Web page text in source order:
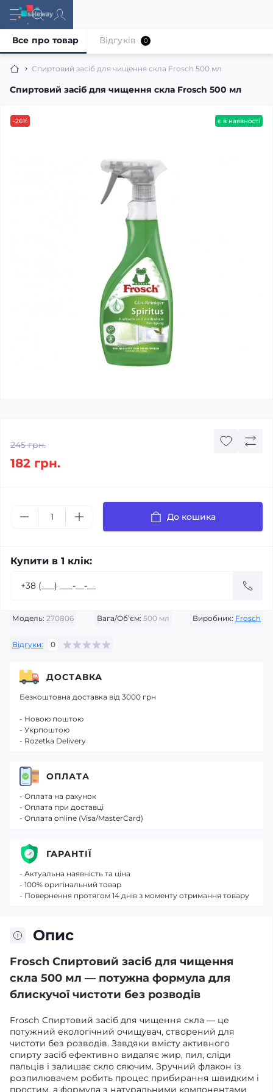
Спиртовий засіб для чищення скла Frosch 500 мл
Спиртовий засіб для чищення скла Frosch 500 мл
Все про товар Відгуків 0
-26% є в наявності
Модель: 270806 Вага/Об’єм: 500 мл Виробник: Frosch
Відгуки: 0
245 грн.
182 грн.
До кошика
Купити в 1 клік:
Опис
Frosch Спиртовий засіб для чищення
скла 500 мл — потужна формула для
блискучої чистоти без розводів
Frosch Спиртовий засіб для чищення скла — це
потужний екологічний очищувач, створений для
чистоти без розводів. Завдяки вмісту активного
спирту засіб ефективно видаляє жир, пил, сліди
пальців і залишає скло сяючим. Зручний флакон із
розпилювачем робить процес прибирання швидким і
простим, а формула з натуральними компонентами
ДОСТАВКА
Безкоштовна доставка від 3000 грн
- Новою поштою
- Укрпоштою
- Rozetka Delivery
ОПЛАТА
- Оплата на рахунок
- Оплата при доставці
- Оплата online (Visa/MasterCard)
ГАРАНТІЇ
- Актуальна наявність та ціна
- 100% оригінальний товар
- Повернення протягом 14 днів з моменту отримання товару